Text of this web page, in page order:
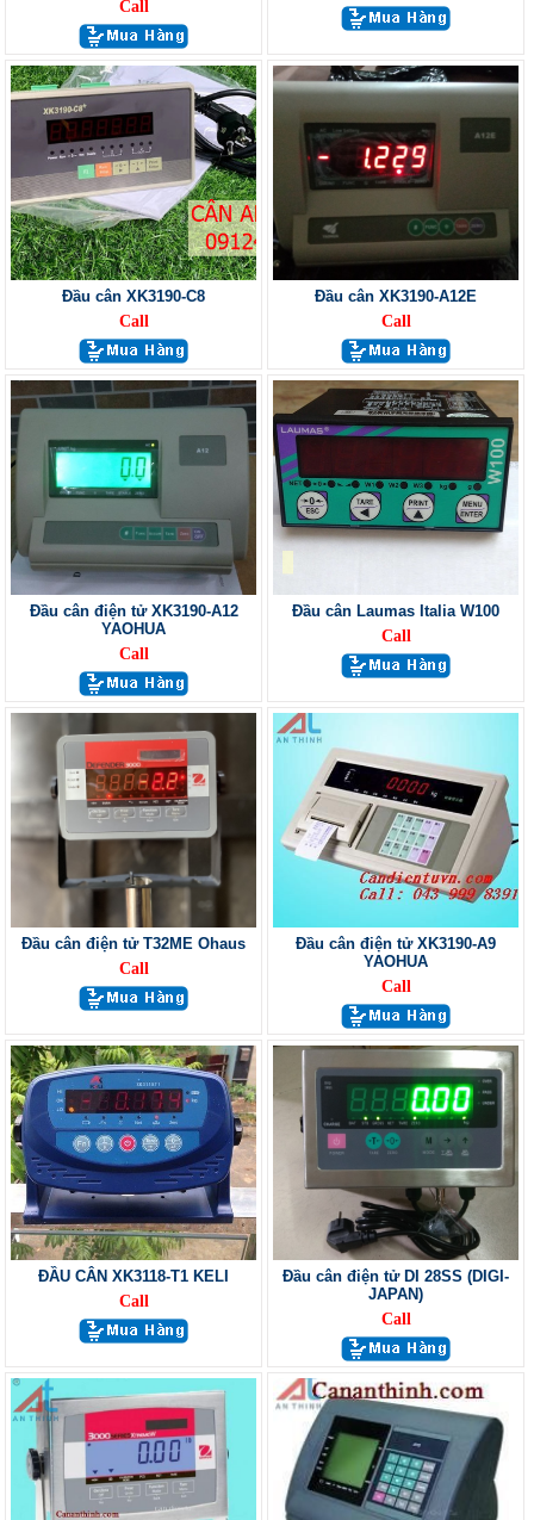
Call
Đầu cân XK3190-C8
Call
Đầu cân XK3190-A12E
Call
Đầu cân điện tử XK3190-A12
YAOHUA
Call
Đầu cân Laumas Italia W100
Call
Đầu cân điện tử T32ME Ohaus
Call
Đầu cân điện tử XK3190-A9
YAOHUA
Call
ĐẦU CÂN XK3118-T1 KELI
Call
Đầu cân điện tử DI 28SS (DIGI-
JAPAN)
Call